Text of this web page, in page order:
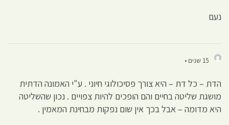
נעם
15 שנים •
הדת – כל דת – היא צורך פסיכולוגי חיוני . ע"י האמונה הדתית
מושגת שליטה בחיים והם הופכים להיות צפויים . נכון שהשליטה
היא מדומה – אבל בכך אין שום נפקות מבחינת המאמין .